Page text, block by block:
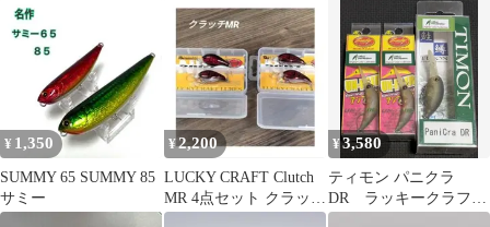
¥ 1,350
SUMMY 65 SUMMY 85
サミー
¥2,200
LUCKY CRAFT Clutch
MR 4点セット クラッチ
新品
¥3,580
ティモン パニクラ
DR ラッキークラフト
つぶアン 頭文字G 3個